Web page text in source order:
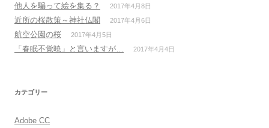
他人を騙って絵を集る？ 2017年4月8日
近所の桜散策～神社仏閣 2017年4月6日
航空公園の桜 2017年4月5日
「春眠不覚暁」と言いますが… 2017年4月4日
カテゴリー
Adobe CC